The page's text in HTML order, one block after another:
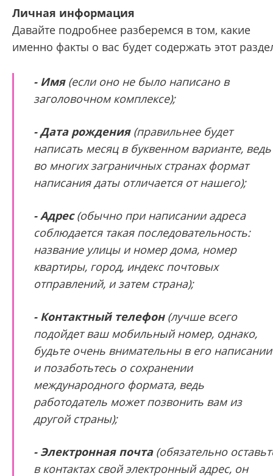
Личная информация
Давайте подробнее разберемся в том, какие
именно факты о вас будет содержать этот
- Имя(если оно не было написано в
заголовочном комплексе);
- Дата рождения(правильнее будет
написать месяц в буквенном варианте, ведь
во многих заграничных странах формат
написания даты отличается от нашего);
- Адрес(обычно при написании адреса
соблюдается такая последовательность:
название улицы и номер дома, номер
квартиры, город, индекс почтовых
отправлений, и затем страна);
- Контактный телефон(лучше всего
подойдет ваш мобильный номер, однако,
будьте очень внимательны в его написании
и позаботьтесь о сохранении
международного формата, ведь
работодатель может позвонить вам из
другой страны);
- Электронная почта(обязательно
в контактах свой электронный адрес, он